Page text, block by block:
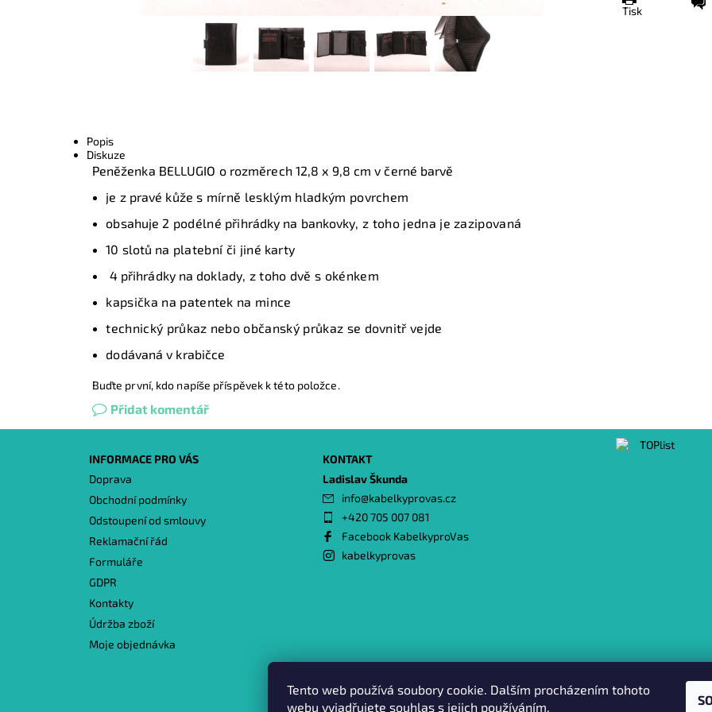
Tisk
Popis
Diskuze
Peněženka BELLUGIO o rozměrech 12,8 x 9,8 cm v černé barvě
je z pravé kůže s mírně lesklým hladkým povrchem
obsahuje 2 podélné přihrádky na bankovky, z toho jedna je zazipovaná
10 slotů na platební či jiné karty
4 přihrádky na doklady, z toho dvě s okénkem
kapsička na patentek na mince
technický průkaz nebo občanský průkaz se dovnitř vejde
dodávaná v krabičce
Buďte první, kdo napíše příspěvek k této položce.
Přidat komentář
INFORMACE PRO VÁS
Doprava
Obchodní podmínky
Odstoupení od smlouvy
Reklamační řád
Formuláře
GDPR
Kontakty
Údržba zboží
Moje objednávka
KONTAKT
Ladislav Škunda
info@kabelkyprovas.cz
+420 705 007 081
Facebook KabelkyproVas
kabelkyprovas
Heureka.cz | Zboží.cz | Oázakabelek
Tento web používá soubory cookie. Dalším procházením tohoto
webu vyjadřujete souhlas s jejich používáním.